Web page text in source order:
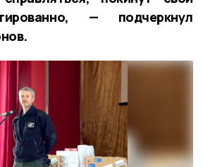
— подчеркнул